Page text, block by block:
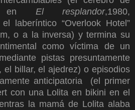
en El resplandor,1980,
laberíntico “Overlook Hotel”
o a la inversa) y termina su
como víctima de un
pistas presuntamente
el billar, el ajedrez) o episodios
anticipatoria (el primer
con una Lolita en bikini en el
la mamá de Lolita alaba